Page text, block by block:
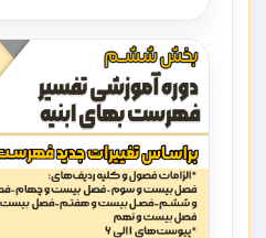
پیمان به همراه تجربیات عملی